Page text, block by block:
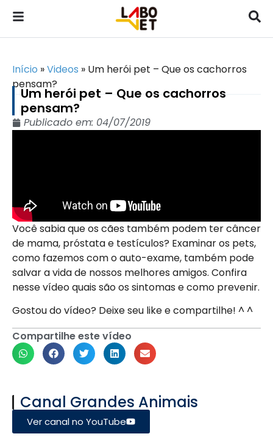
Início »Videos » Um herói pet – Que os cachorros
pensam?
Um herói pet – Que os cachorros
pensam?
Publicado em: 04/07/2019
Você sabia que os cães também podem ter câncer
de mama, próstata e testículos? Examinar os pets,
como fazemos com o auto-exame, também pode
salvar a vida de nossos melhores amigos. Confira
nesse vídeo quais são os sintomas e como prevenir.
Gostou do vídeo? Deixe seu like e compartilhe! ^ ^
Compartilhe este vídeo
Canal Grandes Animais
Ver canal no YouTube